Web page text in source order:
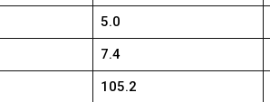
5.0
7.4
105.2